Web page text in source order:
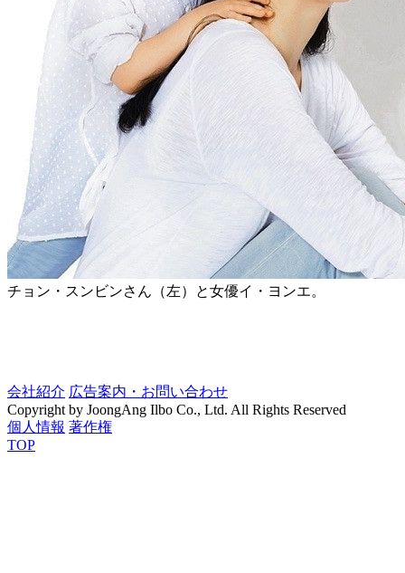
チョン・スンビンさん（左）と女優イ・ヨンエ。
会社紹介 広告案内・お問い合わせ
Copyright by JoongAng Ilbo Co., Ltd. All Rights Reserved
個人情報 著作権
TOP